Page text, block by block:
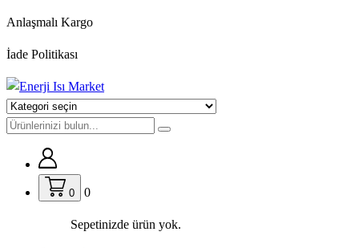
İçeriğe
Anlaşmalı Kargo
İade Politikası
0 0
Sepetinizde ürün yok.